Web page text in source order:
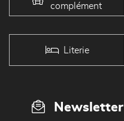
complément
Literie
Newsletter